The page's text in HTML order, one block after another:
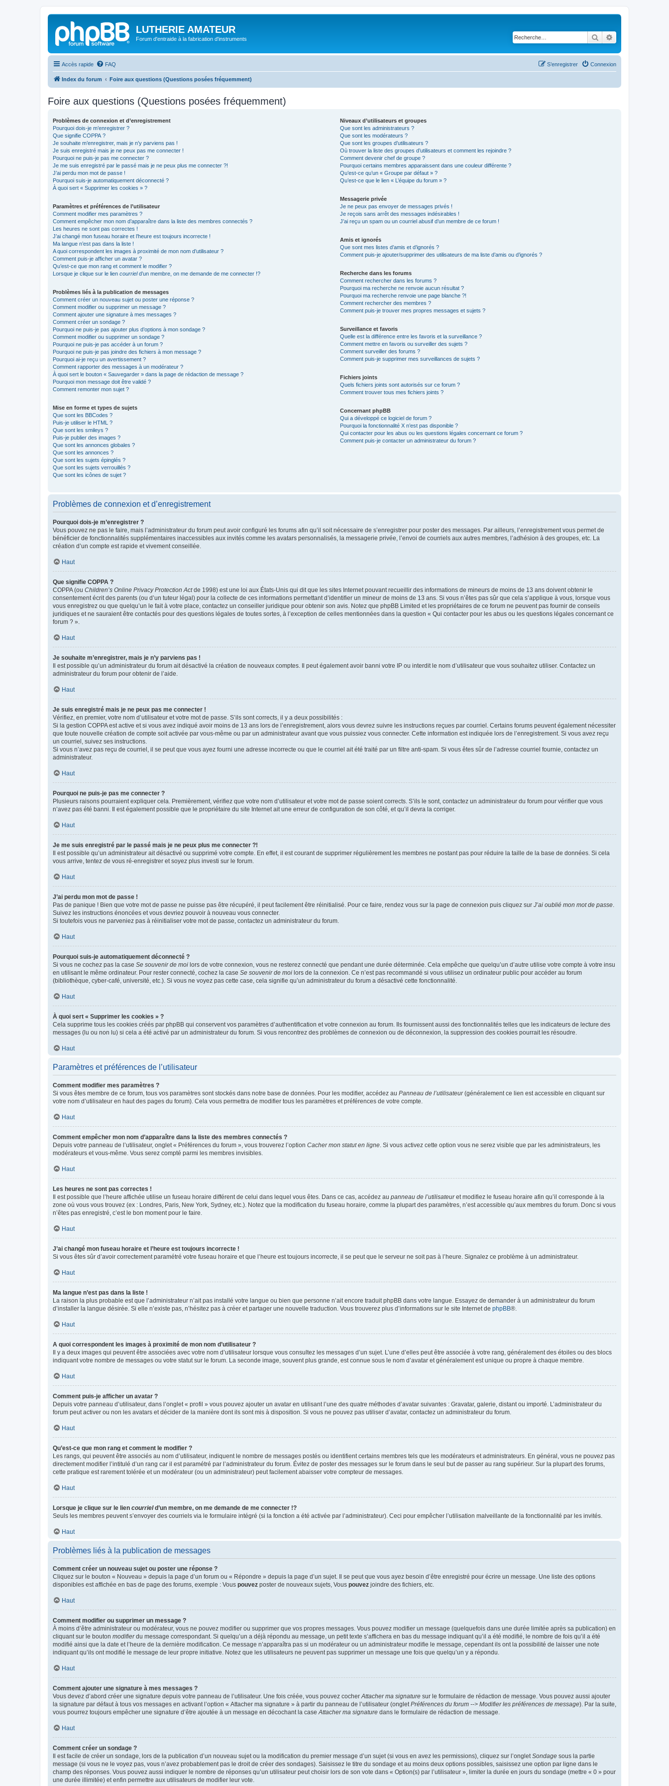
LUTHERIE AMATEUR
Forum d'entraide à la fabrication d'instruments Rechercher
Accès rapide FAQ Connexion
S’enregistrer
Index du forum Foire aux questions (Questions posées fréquemment)
Foire aux questions (Questions posées fréquemment)
Problèmes de connexion et d’enregistrement
Pourquoi dois-je m’enregistrer ?
Que signifie COPPA ?
Je souhaite m’enregistrer, mais je n’y parviens pas !
Je suis enregistré mais je ne peux pas me connecter !
Pourquoi ne puis-je pas me connecter ?
Je me suis enregistré par le passé mais je ne peux plus me connecter ?!
J’ai perdu mon mot de passe !
Pourquoi suis-je automatiquement déconnecté ?
À quoi sert « Supprimer les cookies » ?
Paramètres et préférences de l’utilisateur
Comment modifier mes paramètres ?
Comment empêcher mon nom d’apparaître dans la liste des membres connectés ?
Les heures ne sont pas correctes !
J’ai changé mon fuseau horaire et l’heure est toujours incorrecte !
Ma langue n’est pas dans la liste !
A quoi correspondent les images à proximité de mon nom d’utilisateur ?
Comment puis-je afficher un avatar ?
Qu’est-ce que mon rang et comment le modifier ?
Lorsque je clique sur le lien courrield’un membre, on me demande de me connecter !?
Problèmes liés à la publication de messages
Comment créer un nouveau sujet ou poster une réponse ?
Comment modifier ou supprimer un message ?
Comment ajouter une signature à mes messages ?
Comment créer un sondage ?
Pourquoi ne puis-je pas ajouter plus d’options à mon sondage ?
Comment modifier ou supprimer un sondage ?
Pourquoi ne puis-je pas accéder à un forum ?
Pourquoi ne puis-je pas joindre des fichiers à mon message ?
Pourquoi ai-je reçu un avertissement ?
Comment rapporter des messages à un modérateur ?
À quoi sert le bouton « Sauvegarder » dans la page de rédaction de message ?
Pourquoi mon message doit être validé ?
Comment remonter mon sujet ?
Mise en forme et types de sujets
Que sont les BBCodes ?
Puis-je utiliser le HTML ?
Que sont les smileys ?
Puis-je publier des images ?
Que sont les annonces globales ?
Que sont les annonces ?
Que sont les sujets épinglés ?
Que sont les sujets verrouillés ?
Que sont les icônes de sujet ?
Niveaux d’utilisateurs et groupes
Que sont les administrateurs ?
Que sont les modérateurs ?
Que sont les groupes d’utilisateurs ?
Où trouver la liste des groupes d’utilisateurs et comment les rejoindre ?
Comment devenir chef de groupe ?
Pourquoi certains membres apparaissent dans une couleur différente ?
Qu’est-ce qu’un « Groupe par défaut » ?
Qu’est-ce que le lien « L’équipe du forum » ?
Messagerie privée
Je ne peux pas envoyer de messages privés !
Je reçois sans arrêt des messages indésirables !
J’ai reçu un spam ou un courriel abusif d’un membre de ce forum !
Amis et ignorés
Que sont mes listes d’amis et d’ignorés ?
Comment puis-je ajouter/supprimer des utilisateurs de ma liste d’amis ou d’ignorés ?
Recherche dans les forums
Comment rechercher dans les forums ?
Pourquoi ma recherche ne renvoie aucun résultat ?
Pourquoi ma recherche renvoie une page blanche ?!
Comment rechercher des membres ?
Comment puis-je trouver mes propres messages et sujets ?
Surveillance et favoris
Quelle est la différence entre les favoris et la surveillance ?
Comment mettre en favoris ou surveiller des sujets ?
Comment surveiller des forums ?
Comment puis-je supprimer mes surveillances de sujets ?
Fichiers joints
Quels fichiers joints sont autorisés sur ce forum ?
Comment trouver tous mes fichiers joints ?
Concernant phpBB
Qui a développé ce logiciel de forum ?
Pourquoi la fonctionnalité X n’est pas disponible ?
Qui contacter pour les abus ou les questions légales concernant ce forum ?
Comment puis-je contacter un administrateur du forum ?
Problèmes de connexion et d’enregistrement
Pourquoi dois-je m’enregistrer ?
Vous pouvez ne pas le faire, mais l’administrateur du forum peut avoir configuré les forums afin qu’il soit nécessaire de s’enregistrer pour poster des messages. Par ailleurs, l’enregistrement vous permet de
bénéficier de fonctionnalités supplémentaires inaccessibles aux invités comme les avatars personnalisés, la messagerie privée, l’envoi de courriels aux autres membres, l’adhésion à des groupes, etc. La
création d’un compte est rapide et vivement conseillée.
Haut
Que signifie COPPA ?
COPPA (ou Children’s Online Privacy Protection Actde 1998) est une loi aux États-Unis qui dit que les sites Internet pouvant recueillir des informations de mineurs de moins de 13 ans doivent obtenir le
consentement écrit des parents (ou d’un tuteur légal) pour la collecte de ces informations permettant d’identifier un mineur de moins de 13 ans. Si vous n’êtes pas sûr que cela s’applique à vous, lorsque vous
vous enregistrez ou que quelqu’un le fait à votre place, contactez un conseiller juridique pour obtenir son avis. Notez que phpBB Limited et les propriétaires de ce forum ne peuvent pas fournir de conseils
juridiques et ne sauraient être contactés pour des questions légales de toutes sortes, à l’exception de celles mentionnées dans la question « Qui contacter pour les abus ou les questions légales concernant ce
forum ? ».
Haut
Je souhaite m’enregistrer, mais je n’y parviens pas !
Il est possible qu’un administrateur du forum ait désactivé la création de nouveaux comptes. Il peut également avoir banni votre IP ou interdit le nom d’utilisateur que vous souhaitez utiliser. Contactez un
administrateur du forum pour obtenir de l’aide.
Haut
Je suis enregistré mais je ne peux pas me connecter !
Vérifiez, en premier, votre nom d’utilisateur et votre mot de passe. S’ils sont corrects, il y a deux possibilités :
Si la gestion COPPA est active et si vous avez indiqué avoir moins de 13 ans lors de l’enregistrement, alors vous devrez suivre les instructions reçues par courriel. Certains forums peuvent également nécessiter
que toute nouvelle création de compte soit activée par vous-même ou par un administrateur avant que vous puissiez vous connecter. Cette information est indiquée lors de l’enregistrement. Si vous avez reçu
un courriel, suivez ses instructions.
Si vous n’avez pas reçu de courriel, il se peut que vous ayez fourni une adresse incorrecte ou que le courriel ait été traité par un filtre anti-spam. Si vous êtes sûr de l’adresse courriel fournie, contactez un
administrateur.
Haut
Pourquoi ne puis-je pas me connecter ?
Plusieurs raisons pourraient expliquer cela. Premièrement, vérifiez que votre nom d’utilisateur et votre mot de passe soient corrects. S’ils le sont, contactez un administrateur du forum pour vérifier que vous
n’avez pas été banni. Il est également possible que le propriétaire du site Internet ait une erreur de configuration de son côté, et qu’il devra la corriger.
Haut
Je me suis enregistré par le passé mais je ne peux plus me connecter ?!
Il est possible qu’un administrateur ait désactivé ou supprimé votre compte. En effet, il est courant de supprimer régulièrement les membres ne postant pas pour réduire la taille de la base de données. Si cela
vous arrive, tentez de vous ré-enregistrer et soyez plus investi sur le forum.
Haut
J’ai perdu mon mot de passe !
Pas de panique ! Bien que votre mot de passe ne puisse pas être récupéré, il peut facilement être réinitialisé. Pour ce faire, rendez vous sur la page de connexion puis cliquez sur J’ai oublié mon mot de passe
Suivez les instructions énoncées et vous devriez pouvoir à nouveau vous connecter.
Si toutefois vous ne parveniez pas à réinitialiser votre mot de passe, contactez un administrateur du forum.
Haut
Pourquoi suis-je automatiquement déconnecté ?
Si vous ne cochez pas la case Se souvenir de moi lors de votre connexion, vous ne resterez connecté que pendant une durée déterminée. Cela empêche que quelqu’un d’autre utilise votre compte à votre insu
en utilisant le même ordinateur. Pour rester connecté, cochez la case Se souvenir de moi lors de la connexion. Ce n’est pas recommandé si vous utilisez un ordinateur public pour accéder au forum
(bibliothèque, cyber-café, université, etc.). Si vous ne voyez pas cette case, cela signifie qu’un administrateur du forum a désactivé cette fonctionnalité.
Haut
À quoi sert « Supprimer les cookies » ?
Cela supprime tous les cookies créés par phpBB qui conservent vos paramètres d’authentification et votre connexion au forum. Ils fournissent aussi des fonctionnalités telles que les indicateurs de lecture des
messages (lu ou non lu) si cela a été activé par un administrateur du forum. Si vous rencontrez des problèmes de connexion ou de déconnexion, la suppression des cookies pourrait les résoudre.
Haut
Paramètres et préférences de l’utilisateur
Comment modifier mes paramètres ?
Si vous êtes membre de ce forum, tous vos paramètres sont stockés dans notre base de données. Pour les modifier, accédez au Panneau de l’utilisateur(généralement ce lien est accessible en cliquant sur
votre nom d’utilisateur en haut des pages du forum). Cela vous permettra de modifier tous les paramètres et préférences de votre compte.
Haut
Comment empêcher mon nom d’apparaître dans la liste des membres connectés ?
Depuis votre panneau de l’utilisateur, onglet « Préférences du forum », vous trouverez l’option Cacher mon statut en ligne . Si vous activez cette option vous ne serez visible que par les administrateurs, les
modérateurs et vous-même. Vous serez compté parmi les membres invisibles.
Haut
Les heures ne sont pas correctes !
Il est possible que l’heure affichée utilise un fuseau horaire différent de celui dans lequel vous êtes. Dans ce cas, accédez au panneau de l’utilisateuret modifiez le fuseau horaire afin qu’il corresponde à la
zone où vous vous trouvez (ex : Londres, Paris, New York, Sydney, etc.). Notez que la modification du fuseau horaire, comme la plupart des paramètres, n’est accessible qu’aux membres du forum. Donc si vous
n’êtes pas enregistré, c’est le bon moment pour le faire.
Haut
J’ai changé mon fuseau horaire et l’heure est toujours incorrecte !
Si vous êtes sûr d’avoir correctement paramétré votre fuseau horaire et que l’heure est toujours incorrecte, il se peut que le serveur ne soit pas à l’heure. Signalez ce problème à un administrateur.
Haut
Ma langue n’est pas dans la liste !
La raison la plus probable est que l’administrateur n’ait pas installé votre langue ou bien que personne n’ait encore traduit phpBB dans votre langue. Essayez de demander à un administrateur du forum
d’installer la langue désirée. Si elle n’existe pas, n’hésitez pas à créer et partager une nouvelle traduction. Vous trouverez plus d’informations sur le site Internet de phpBB®.
Haut
A quoi correspondent les images à proximité de mon nom d’utilisateur ?
Il y a deux images qui peuvent être associées avec votre nom d’utilisateur lorsque vous consultez les messages d’un sujet. L’une d’elles peut être associée à votre rang, généralement des étoiles ou des blocs
indiquant votre nombre de messages ou votre statut sur le forum. La seconde image, souvent plus grande, est connue sous le nom d’avatar et généralement est unique ou propre à chaque membre.
Haut
Comment puis-je afficher un avatar ?
Depuis votre panneau d’utilisateur, dans l’onglet « profil » vous pouvez ajouter un avatar en utilisant l’une des quatre méthodes d’avatar suivantes : Gravatar, galerie, distant ou importé. L’administrateur du
forum peut activer ou non les avatars et décider de la manière dont ils sont mis à disposition. Si vous ne pouvez pas utiliser d’avatar, contactez un administrateur du forum.
Haut
Qu’est-ce que mon rang et comment le modifier ?
Les rangs, qui peuvent être associés au nom d’utilisateur, indiquent le nombre de messages postés ou identifient certains membres tels que les modérateurs et administrateurs. En général, vous ne pouvez pas
directement modifier l’intitulé d’un rang car il est paramétré par l’administrateur du forum. Évitez de poster des messages sur le forum dans le seul but de passer au rang supérieur. Sur la plupart des forums,
cette pratique est rarement tolérée et un modérateur (ou un administrateur) peut facilement abaisser votre compteur de messages.
Haut
Lorsque je clique sur le lien courrield’un membre, on me demande de me connecter !?
Seuls les membres peuvent s’envoyer des courriels via le formulaire intégré (si la fonction a été activée par l’administrateur). Ceci pour empêcher l’utilisation malveillante de la fonctionnalité par les invités.
Haut
Problèmes liés à la publication de messages
Comment créer un nouveau sujet ou poster une réponse ?
Cliquez sur le bouton « Nouveau » depuis la page d’un forum ou « Répondre » depuis la page d’un sujet. Il se peut que vous ayez besoin d’être enregistré pour écrire un message. Une liste des options
disponibles est affichée en bas de page des forums, exemple : Vous pouvez poster de nouveaux sujets, Vous pouvez joindre des fichiers, etc.
Haut
Comment modifier ou supprimer un message ?
À moins d’être administrateur ou modérateur, vous ne pouvez modifier ou supprimer que vos propres messages. Vous pouvez modifier un message (quelquefois dans une durée limitée après sa publication) en
cliquant sur le bouton modifierdu message correspondant. Si quelqu’un a déjà répondu au message, un petit texte s’affichera en bas du message indiquant qu’il a été modifié, le nombre de fois qu’il a été
modifié ainsi que la date et l’heure de la dernière modification. Ce message n’apparaîtra pas si un modérateur ou un administrateur modifie le message, cependant ils ont la possibilité de laisser une note
indiquant qu’ils ont modifié le message de leur propre initiative. Notez que les utilisateurs ne peuvent pas supprimer un message une fois que quelqu’un y a répondu.
Haut
Comment ajouter une signature à mes messages ?
Vous devez d’abord créer une signature depuis votre panneau de l’utilisateur. Une fois créée, vous pouvez cocher Attacher ma signature sur le formulaire de rédaction de message. Vous pouvez aussi ajouter
la signature par défaut à tous vos messages en activant l’option « Attacher ma signature » à partir du panneau de l’utilisateur (onglet Préférences du forum --> Modifier les préférences de message). Par la suite,
vous pourrez toujours empêcher une signature d’être ajoutée à un message en décochant la case Attacher ma signature dans le formulaire de rédaction de message.
Haut
Comment créer un sondage ?
Il est facile de créer un sondage, lors de la publication d’un nouveau sujet ou la modification du premier message d’un sujet (si vous en avez les permissions), cliquez sur l’onglet Sondage sous la partie
message (si vous ne le voyez pas, vous n’avez probablement pas le droit de créer des sondages). Saisissez le titre du sondage et au moins deux options possibles, saisissez une option par ligne dans le
champ des réponses. Vous pouvez aussi indiquer le nombre de réponses qu’un utilisateur peut choisir lors de son vote dans « Option(s) par l’utilisateur », limiter la durée en jours du sondage (mettre « 0 » pour
une durée illimitée) et enfin permettre aux utilisateurs de modifier leur vote.